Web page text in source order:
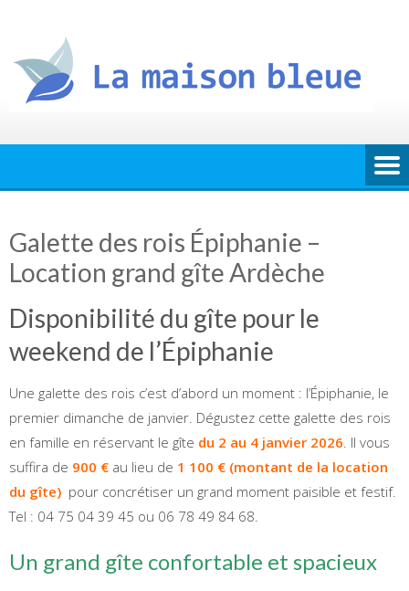
content
Galette des rois Épiphanie –
Location grand gîte Ardèche
Disponibilité du gîte pour le
weekend de l’Épiphanie
Une galette des rois c’est d’abord un moment : l’Épiphanie, le
premier dimanche de janvier. Dégustez cette galette des rois
en famille en réservant le gîte du 2 au 4 janvier 2026. Il vous
suffira de 900 € au lieu de 1 100 € (montant de la location
du gîte) pour concrétiser un grand moment paisible et festif.
Tel : 04 75 04 39 45 ou 06 78 49 84 68.
Un grand gîte confortable et spacieux